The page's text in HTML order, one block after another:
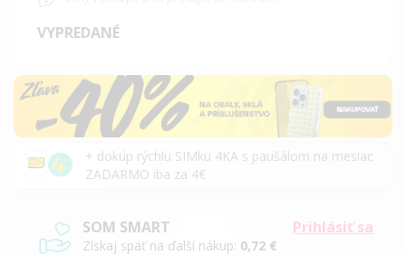
VYPREDANÉ
+ dokúp rýchlu SIMku 4KA s paušálom na mesiac
ZADARMO iba za 4€
Prihlásiť sa
SOM SMART
Získaj späť na ďalší nákup: 0,72 €